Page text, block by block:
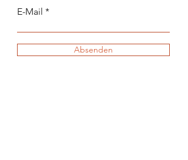
E-Mail
Absenden